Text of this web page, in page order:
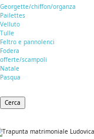
Georgette/chiffon/organza
Pailettes
Velluto
Tulle
Feltro e pannolenci
Fodera
offerte/scampoli
Natale
Pasqua
Cerca